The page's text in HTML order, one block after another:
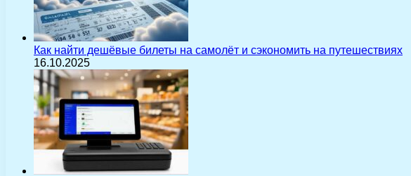
Как найти дешёвые билеты на самолёт и сэкономить на путешествиях
16.10.2025